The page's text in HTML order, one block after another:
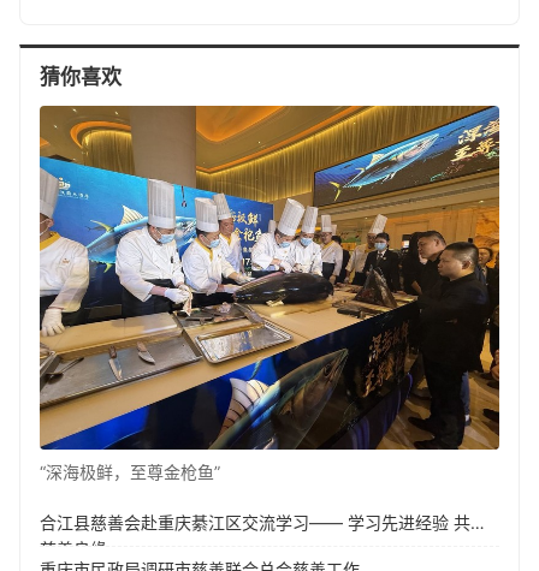
猜你喜欢
“深海极鲜，至尊金枪鱼”
合江县慈善会赴重庆綦江区交流学习—— 学习先进经验 共促
慈善良缘